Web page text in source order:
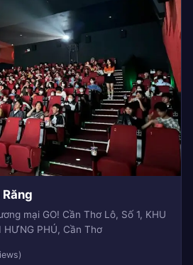
mại GO! Cần Thơ Lô, Số 1, KHU
PHÚ, Cần Thơ